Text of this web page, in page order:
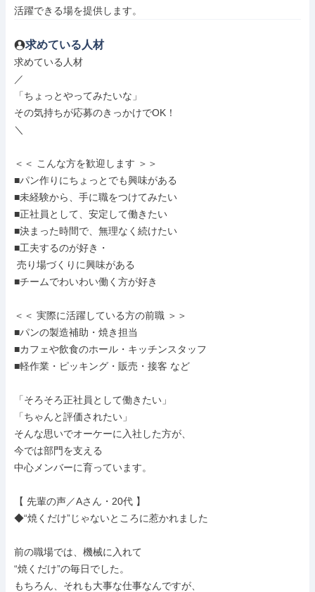
活躍できる場を提供します。
求めている人材
求めている人材
／
「ちょっとやってみたいな」
その気持ちが応募のきっかけでOK！
＼
＜＜ こんな方を歓迎します ＞＞
■パン作りにちょっとでも興味がある
■未経験から、手に職をつけてみたい
■正社員として、安定して働きたい
■決まった時間で、無理なく続けたい
■工夫するのが好き・
■チームでわいわい働く方が好き
＜＜ 実際に活躍している方の前職 ＞＞
■パンの製造補助・焼き担当
■カフェや飲食のホール・キッチンスタッフ
■軽作業・ピッキング・販売・接客 など
「そろそろ正社員として働きたい」
「ちゃんと評価されたい」
そんな思いでオーケーに入社した方が、
今では部門を支える
中心メンバーに育っています。
【 先輩の声／Aさん・20代 】
◆“焼くだけ”じゃないところに惹かれました
前の職場では、機械に入れて
“焼くだけ”の毎日でした。
もちろん、それも大事な仕事なんですが、